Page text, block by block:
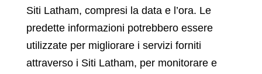
Siti Latham, compresi la data e l’ora. Le
predette informazioni potrebbero essere
utilizzate per migliorare i servizi forniti
attraverso i Siti Latham, per monitorare e